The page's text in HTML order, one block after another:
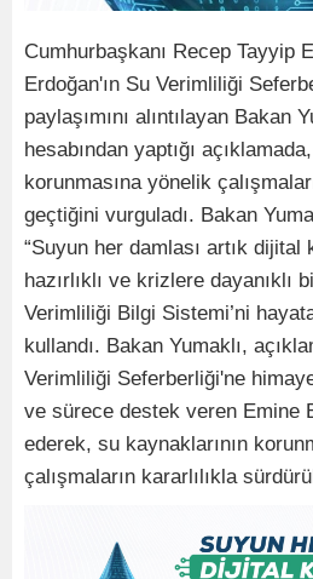
Cumhurbaşkanı Recep Tayyip
Erdoğan'ın Su Verimliliği
paylaşımını alıntılayan Bakan
hesabından yaptığı
korunmasına yönelik
geçtiğini vurguladı. Bakan
“Suyun her damlası artık dijital
hazırlıklı ve krizlere dayanıklı
Verimliliği Bilgi Sistemi’ni
kullandı. Bakan Yumaklı,
Verimliliği Seferberliği'ne
ve sürece destek veren Emine
ederek, su kaynaklarının
çalışmaların kararlılıkla